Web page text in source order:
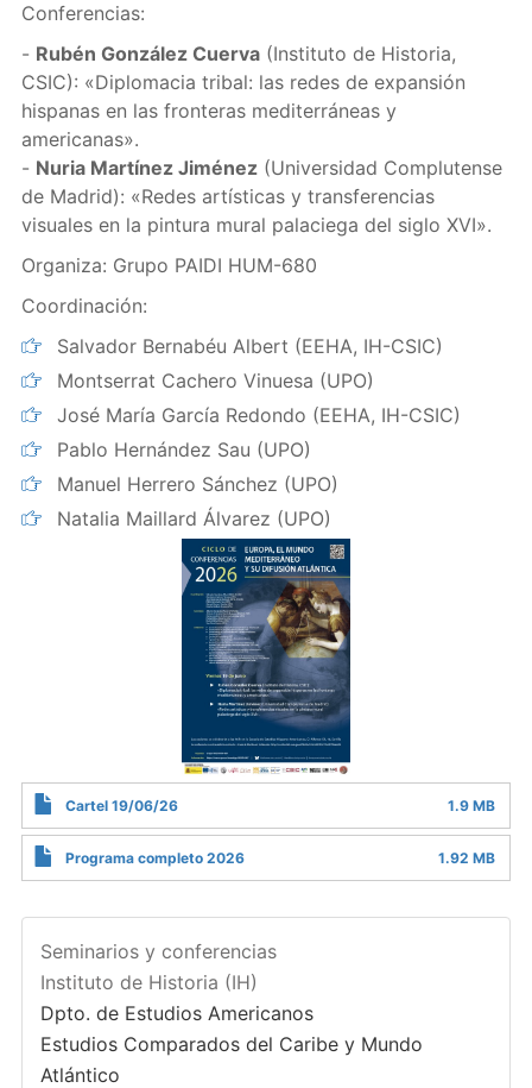
Conferencias:
- Rubén González Cuerva(Instituto de Historia,
CSIC): «Diplomacia tribal: las redes de expansión
hispanas en las fronteras mediterráneas y
americanas».
- Nuria Martínez Jiménez(Universidad Complutense
de Madrid): «Redes artísticas y transferencias
visuales en la pintura mural palaciega del siglo XVI».
Organiza: Grupo PAIDI HUM-680
Coordinación:
Salvador Bernabéu Albert (EEHA, IH-CSIC)
Montserrat Cachero Vinuesa (UPO)
José María García Redondo (EEHA, IH-CSIC)
Pablo Hernández Sau (UPO)
Manuel Herrero Sánchez (UPO)
Natalia Maillard Álvarez (UPO)
Cartel 19/06/26 1.9 MB
Programa completo 2026 1.92 MB
Seminarios y conferencias
Instituto de Historia (IH)
Dpto. de Estudios Americanos
Estudios Comparados del Caribe y Mundo
Atlántico